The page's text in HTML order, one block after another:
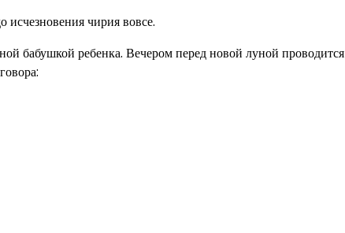
исчезновения чирия вовсе.
бабушкой ребенка. Вечером перед новой луной проводится